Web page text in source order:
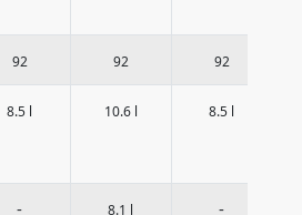
92 92 92
8.5 l 10.6 l 8.5 l
- 8.1 l -